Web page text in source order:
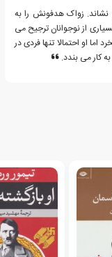
نشاند. زواک هدفونش را به
از نوجوانان ترجیح می
اما او احتمالا تنها فردی در
کار می بندد.